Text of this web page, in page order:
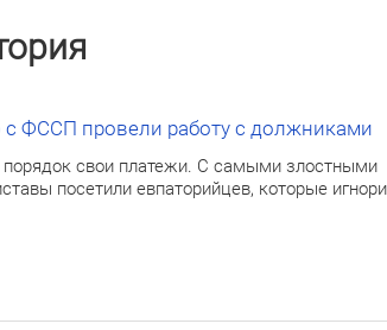
с ФССП провели работу с должниками
порядок свои платежи. С самыми злостными
посетили евпаторийцев, которые